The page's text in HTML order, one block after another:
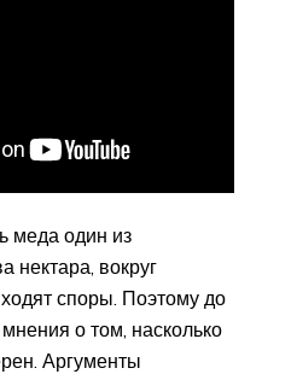
меда один из
нектара, вокруг
споры. Поэтому до
о том, насколько
Аргументы